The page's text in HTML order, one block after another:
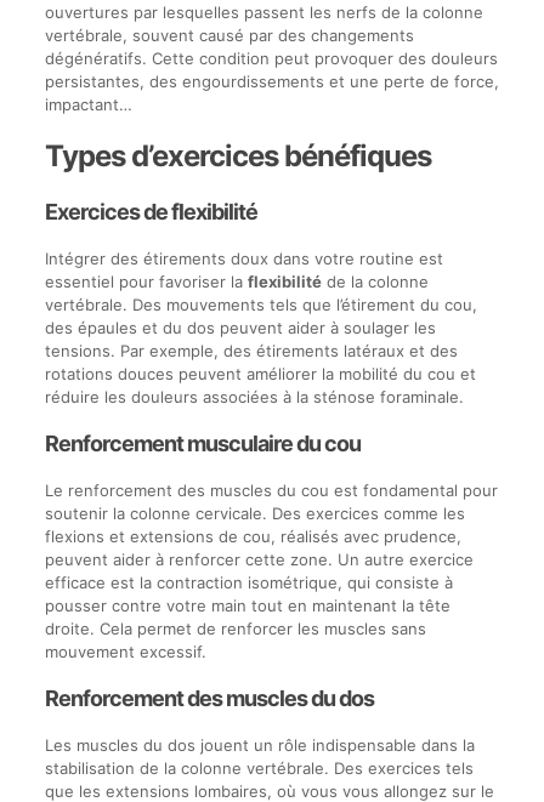
ouvertures par lesquelles passent les nerfs de la colonne
vertébrale, souvent causé par des changements
dégénératifs. Cette condition peut provoquer des douleurs
persistantes, des engourdissements et une perte de force,
impactant…
Types d’exercices bénéfiques
Exercices de flexibilité
Intégrer des étirements doux dans votre routine est
essentiel pour favoriser la flexibilitéde la colonne
vertébrale. Des mouvements tels que l’étirement du cou,
des épaules et du dos peuvent aider à soulager les
tensions. Par exemple, des étirements latéraux et des
rotations douces peuvent améliorer la mobilité du cou et
réduire les douleurs associées à la sténose foraminale.
Renforcement musculaire du cou
Le renforcement des muscles du cou est fondamental pour
soutenir la colonne cervicale. Des exercices comme les
flexions et extensions de cou, réalisés avec prudence,
peuvent aider à renforcer cette zone. Un autre exercice
efficace est la contraction isométrique, qui consiste à
pousser contre votre main tout en maintenant la tête
droite. Cela permet de renforcer les muscles sans
mouvement excessif.
Renforcement des muscles du dos
Les muscles du dos jouent un rôle indispensable dans la
stabilisation de la colonne vertébrale. Des exercices tels
que les extensions lombaires, où vous vous allongez sur le